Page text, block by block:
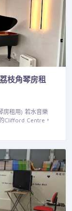
枝角琴房租
房租用) 若水音樂
Clifford Centre，